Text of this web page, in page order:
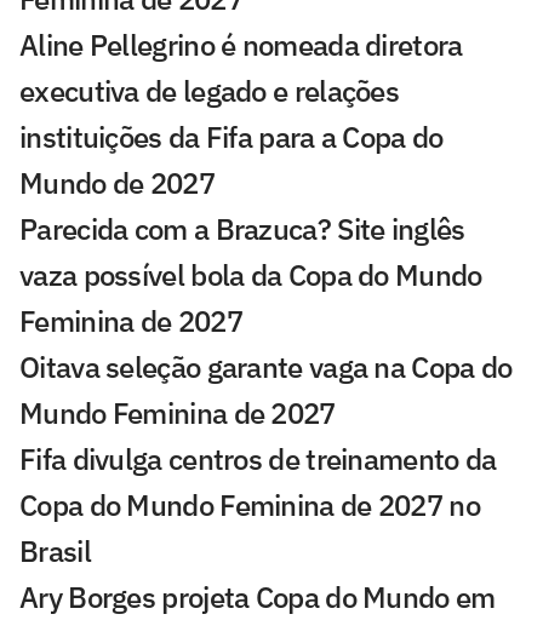
Aline Pellegrino é nomeada diretora
executiva de legado e relações
instituições da Fifa para a Copa do
Mundo de 2027
Parecida com a Brazuca? Site inglês
vaza possível bola da Copa do Mundo
Feminina de 2027
Oitava seleção garante vaga na Copa do
Mundo Feminina de 2027
Fifa divulga centros de treinamento da
Copa do Mundo Feminina de 2027 no
Brasil
Ary Borges projeta Copa do Mundo em